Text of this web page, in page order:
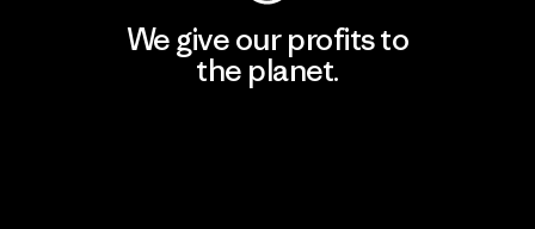
We give our profits to
the planet.